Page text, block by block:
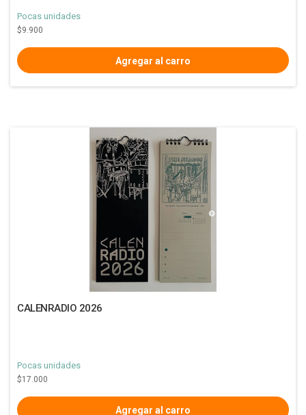
Pocas unidades
$9.900
CALENRADIO 2026
Pocas unidades
$17.000